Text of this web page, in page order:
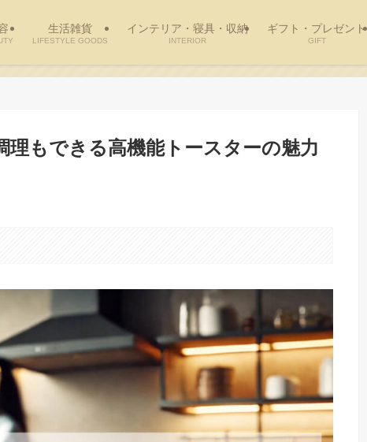
生活雑貨
LIFESTYLE GOODS
インテリア・寝具・収納
INTERIOR
ギフト・プレゼント
GIFT
理もできる高機能トースターの魅力